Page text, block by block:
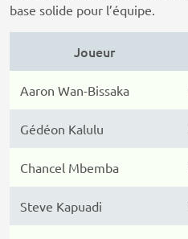
base solide pour l’équipe.
Joueur
Aaron Wan-Bissaka
Gédéon Kalulu
Chancel Mbemba
Steve Kapuadi